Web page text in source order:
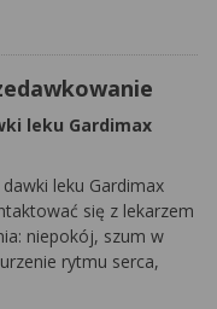
leku Gardimax
leku Gardimax
się z lekarzem
niepokój, szum w
rytmu serca,